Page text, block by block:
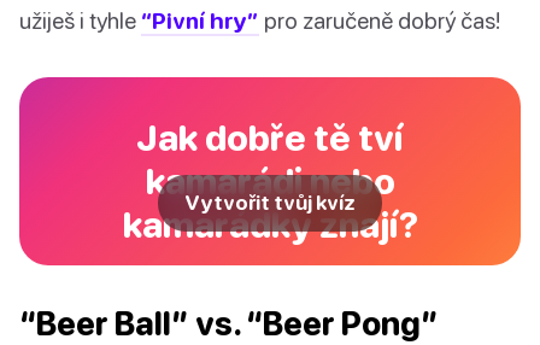
užiješ i tyhle “Pivní hry” pro zaručeně dobrý čas!
Jak dobře tě tví
kamarádi nebo
kamarádky znají?
Vytvořit tvůj kvíz
“Beer Ball” vs. “Beer Pong”